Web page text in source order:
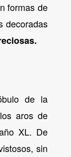
formas de
decoradas
de la
aros de
XL. De
sin